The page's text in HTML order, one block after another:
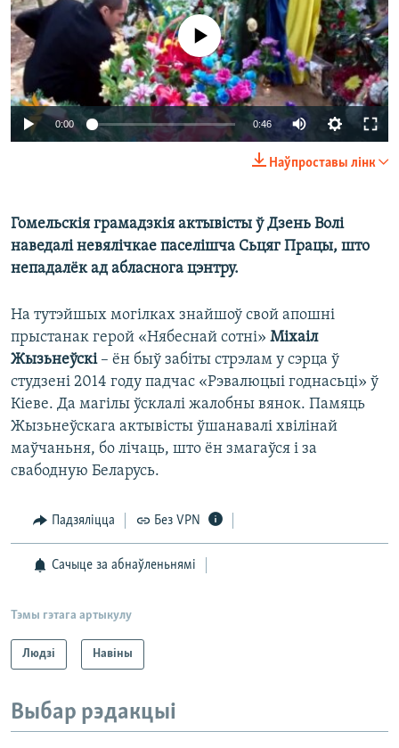
КУЛЬТУРА
КАЛЯНДАР
МОВА
НА ХВАЛЯХ СВАБОДЫNo media source currently available
0:00 0:46
Наўпроставы лінк
Гомельскія грамадзкія актывісты ў Дзень Волі
наведалі невялічкае паселішча Сьцяг Працы, што
непадалёк ад абласнога цэнтру.
На тутэйшых могілках знайшоў свой апошні
прыстанак герой «Нябеснай сотні» Міхаіл
Жызьнеўскі– ён быў забіты стрэлам у сэрца ў
студзені 2014 году падчас «Рэвалюцыі годнасьці» ў
Кіеве. Да магілы ўсклалі жалобны вянок. Памяць
Жызьнеўскага актывісты ўшанавалі хвілінай
маўчаньня, бо лічаць, што ён змагаўся і за
свабодную Беларусь.
Падзяліцца Без VPN
Сачыце за абнаўленьнямі
Тэмы гэтага артыкулу
Людзі Навіны
Выбар рэдакцыі